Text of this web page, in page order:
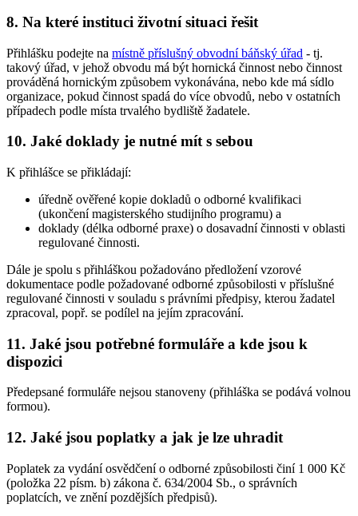
8. Na které instituci životní situaci řešit
Přihlášku podejte na místně příslušný obvodní báňský úřad - tj.
takový úřad, v jehož obvodu má být hornická činnost nebo činnost
prováděná hornickým způsobem vykonávána, nebo kde má sídlo
organizace, pokud činnost spadá do více obvodů, nebo v ostatních
případech podle místa trvalého bydliště žadatele.
10. Jaké doklady je nutné mít s sebou
K přihlášce se přikládají:
úředně ověřené kopie dokladů o odborné kvalifikaci
(ukončení magisterského studijního programu) a
doklady (délka odborné praxe) o dosavadní činnosti v oblasti
regulované činnosti.
Dále je spolu s přihláškou požadováno předložení vzorové
dokumentace podle požadované odborné způsobilosti v příslušné
regulované činnosti v souladu s právními předpisy, kterou žadatel
zpracoval, popř. se podílel na jejím zpracování.
11. Jaké jsou potřebné formuláře a kde jsou k
dispozici
Předepsané formuláře nejsou stanoveny (přihláška se podává volnou
formou).
12. Jaké jsou poplatky a jak je lze uhradit
Poplatek za vydání osvědčení o odborné způsobilosti činí 1 000 Kč
(položka 22 písm. b) zákona č. 634/2004 Sb., o správních
poplatcích, ve znění pozdějších předpisů).